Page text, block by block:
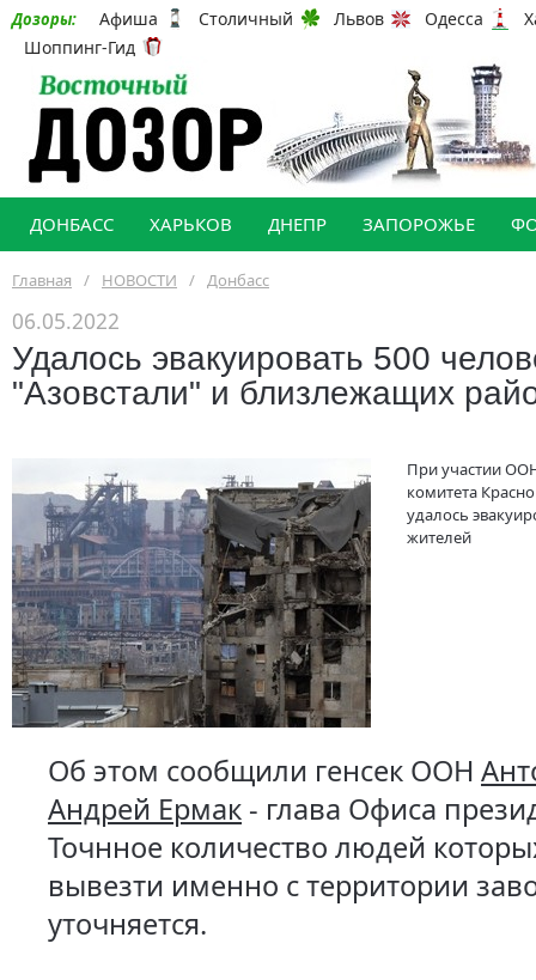
Дозоры: Афиша Столичный Львов Одесса
Шоппинг-Гид
ДОНБАСС ХАРЬКОВ ДНЕПР ЗАПОРОЖЬЕ
Главная / НОВОСТИ / Донбасс
06.05.2022
Удалось эвакуировать 500
"Азовстали" и близлежащих
При участии
комитета
удалось
жителей
Об этом сообщили генсек ООН
Андрей Ермак - глава Офиса
Точнное количество людей
вывезти именно с территории
уточняется.